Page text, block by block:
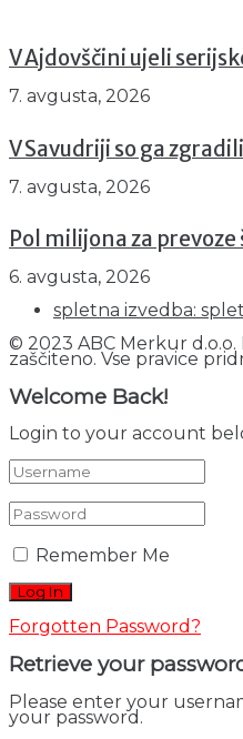
V Ajdovščini ujeli
7. avgusta, 2026
V Savudriji so ga
7. avgusta, 2026
Pol milijona za
6. avgusta, 2026
spletna izvedba:
© 2023 ABC Merkur d.o.o.
zaščiteno. Vse pravice
Welcome Back!
Login to your account
Remember Me
Forgotten Password?
Retrieve your
Please enter your
your password.